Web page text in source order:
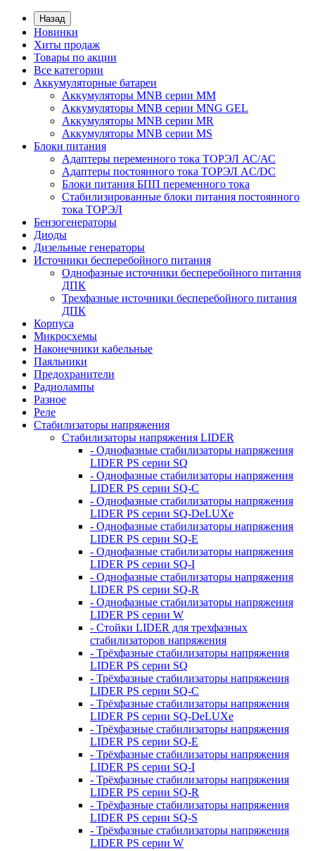
Назад
Новинки
Хиты продаж
Товары по акции
Все категории
Аккумуляторные батареи
Аккумуляторы MNB серии MM
Аккумуляторы MNB серии MNG GEL
Аккумуляторы MNB серии MR
Аккумуляторы MNB серии MS
Блоки питания
Адаптеры переменного тока ТОРЭЛ АС/АС
Адаптеры постоянного тока ТОРЭЛ AC/DC
Блоки питания БПП переменного тока
Стабилизированные блоки питания постоянного
тока ТОРЭЛ
Бензогенераторы
Диоды
Дизельные генераторы
Источники бесперебойного питания
Однофазные источники бесперебойного питания
ДПК
Трехфазные источники бесперебойного питания
ДПК
Корпуса
Микросхемы
Наконечники кабельные
Паяльники
Предохранители
Радиолампы
Разное
Реле
Стабилизаторы напряжения
Стабилизаторы напряжения LIDER
- Однофазные стабилизаторы напряжения
LIDER PS серии SQ
- Однофазные стабилизаторы напряжения
LIDER PS серии SQ-C
- Однофазные стабилизаторы напряжения
LIDER PS серии SQ-DeLUXe
- Однофазные стабилизаторы напряжения
LIDER PS серии SQ-E
- Однофазные стабилизаторы напряжения
LIDER PS серии SQ-I
- Однофазные стабилизаторы напряжения
LIDER PS серии SQ-R
- Однофазные стабилизаторы напряжения
LIDER PS серии W
- Стойки LIDER для трехфазных
стабилизаторов напряжения
- Трёхфазные стабилизаторы напряжения
LIDER PS серии SQ
- Трёхфазные стабилизаторы напряжения
LIDER PS серии SQ-C
- Трёхфазные стабилизаторы напряжения
LIDER PS серии SQ-DeLUXe
- Трёхфазные стабилизаторы напряжения
LIDER PS серии SQ-E
- Трёхфазные стабилизаторы напряжения
LIDER PS серии SQ-I
- Трёхфазные стабилизаторы напряжения
LIDER PS серии SQ-R
- Трёхфазные стабилизаторы напряжения
LIDER PS серии SQ-S
- Трёхфазные стабилизаторы напряжения
LIDER PS серии W